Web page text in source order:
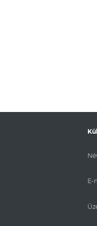
E-